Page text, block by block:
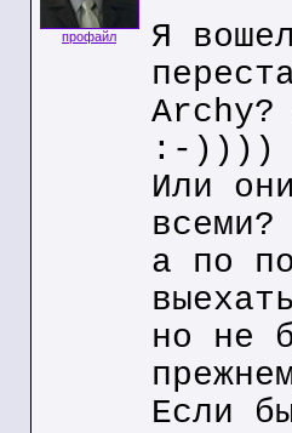
профайл
Я
:-))))
Или
а по
но не
Если